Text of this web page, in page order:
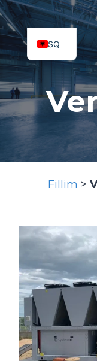
Skip
to
content
Fillim >
SQ
MK